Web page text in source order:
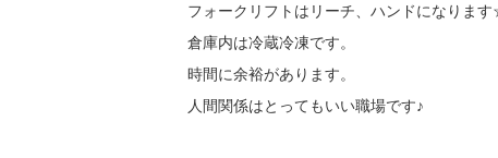
フォークリフトはリーチ、ハンドになりま
倉庫内は冷蔵冷凍です。
時間に余裕があります。
人間関係はとってもいい職場です♪